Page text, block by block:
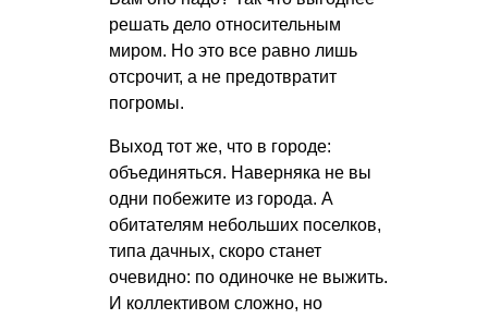
решать дело относительным
миром. Но это все равно лишь
отсрочит, а не предотвратит
погромы.
Выход тот же, что в городе:
объединяться. Наверняка не вы
одни побежите из города. А
обитателям небольших поселков,
типа дачных, скоро станет
очевидно: по одиночке не выжить.
И коллективом сложно, но